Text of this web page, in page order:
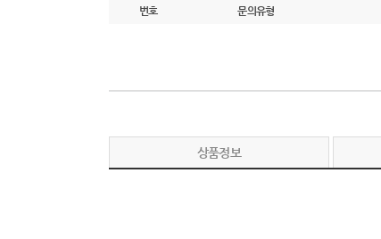
번호 문의유형
상품정보